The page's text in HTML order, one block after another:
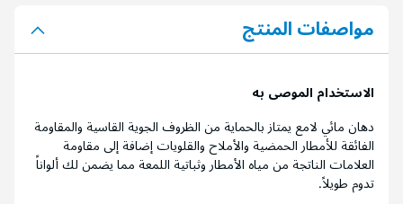
مواصفات المنتج
الاستخدام الموصى به
دهان مائي لامع يمتاز بالحماية من الظروف الجوية القاسية والمقاومة
الفائقة للأمطار الحمضية والأملاح والقلويات إضافة إلى مقاومة
العلامات الناتجة من مياه الأمطار وثباتية اللمعة مما يضمن لك ألواناً
تدوم طويلاً.